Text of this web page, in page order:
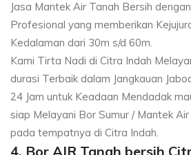
Jasa Mantek Air Tanah Bersih
Profesional yang memberikan
Kedalaman dari 30m s/d 60m.
Kami Tirta Nadi di Citra Indah
durasi Terbaik dalam Jangkauan
24 Jam untuk Keadaan Mendadak
siap Melayani Bor Sumur / Mantek
pada tempatnya di Citra Indah.
4. Bor AIR Tanah bersih